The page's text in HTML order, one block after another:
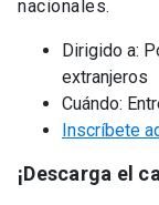
nacionales.
Dirigido a:
extranjeros
Cuándo:
Inscríbete
¡Descarga el